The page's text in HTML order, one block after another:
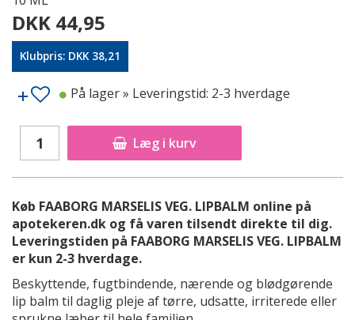
DKK 44,95
Klubpris: DKK 38,21
Læg i kurv
På lager» Leveringstid: 2-3 hverdage
Køb FAABORG MARSELIS VEG. LIPBALM online på
apotekeren.dk og få varen tilsendt direkte til dig.
Leveringstiden på FAABORG MARSELIS VEG. LIPBALM
er kun 2-3 hverdage.
Beskyttende, fugtbindende, nærende og blødgørende
lip balm til daglig pleje af tørre, udsatte, irriterede eller